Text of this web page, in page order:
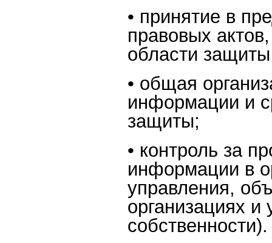
• принятие в
правовых
области
• общая
информации и
защиты;
• контроль за
информации в
управления,
организациях
собственности).